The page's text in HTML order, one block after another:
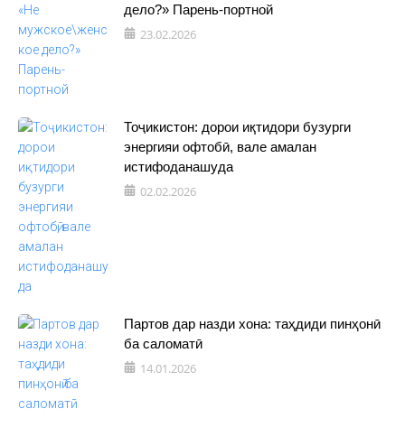
дело?» Парень-портной
23.02.2026
Тоҷикистон: дорои иқтидори бузурги
энергияи офтобӣ, вале амалан
истифоданашуда
02.02.2026
Партов дар назди хона: таҳдиди пинҳонӣ
ба саломатӣ
14.01.2026